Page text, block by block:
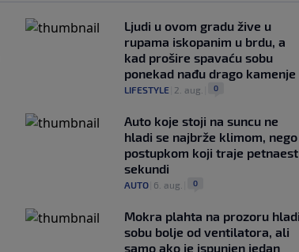
Ljudi u ovom gradu žive u
rupama iskopanim u brdu, a
kad prošire spavaću sobu
ponekad nađu drago kamenje
LIFESTYLE| 2. aug. 0
Auto koje stoji na suncu ne
hladi se najbrže klimom, nego
postupkom koji traje petnaest
sekundi
AUTO| 6. aug. 0
Mokra plahta na prozoru hladi
sobu bolje od ventilatora, ali
samo ako je ispunjen jedan